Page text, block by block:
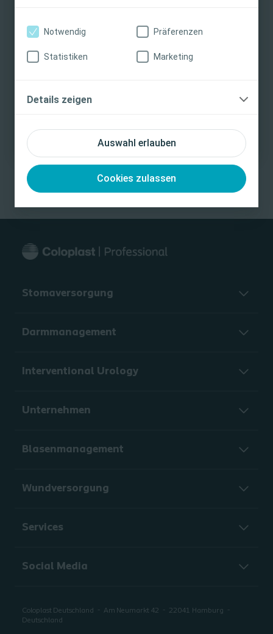
Auswahl erlauben
Cookies zulassen
Notwendig Präferenzen
Statistiken Marketing
Details zeigen
Vorsichtsmaßnahmen und Warnhinweisen,
finden Sie in der Gebrauchsanweisung (IFU) des
Produkts, die vor der Verwendung sorgfältig zu
Ich bin eine medizinische Fachkraft
This event is intended for an international audience and will
this or future professional education events, please contact
your local Coloplast representative.
Meet the Faculty
Prof. Daniar Osmonov
Stomaversorgung
Darmmanagement
Interventional Urology
Unternehmen
Blasenmanagement
Wundversorgung
Services
Social Media
Coloplast Deutschland Am Neumarkt 42 22041 Hamburg
Deutschland